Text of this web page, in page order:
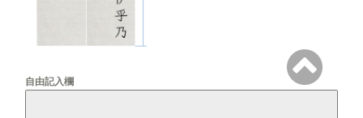
自由記入欄